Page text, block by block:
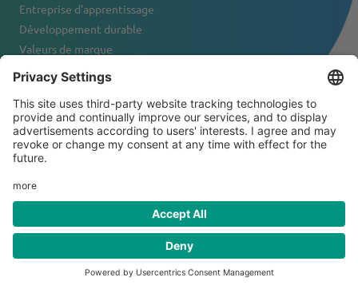
Entreprise d'apprentissage
Développement durable
Valeurs de marque
Portrait de l'entreprise
Contact
© 2026 Tanner & Co. AG
Conditions générales de vente
Exclusion de responsabilité
Déclaration de confidentialité
Mentions légales